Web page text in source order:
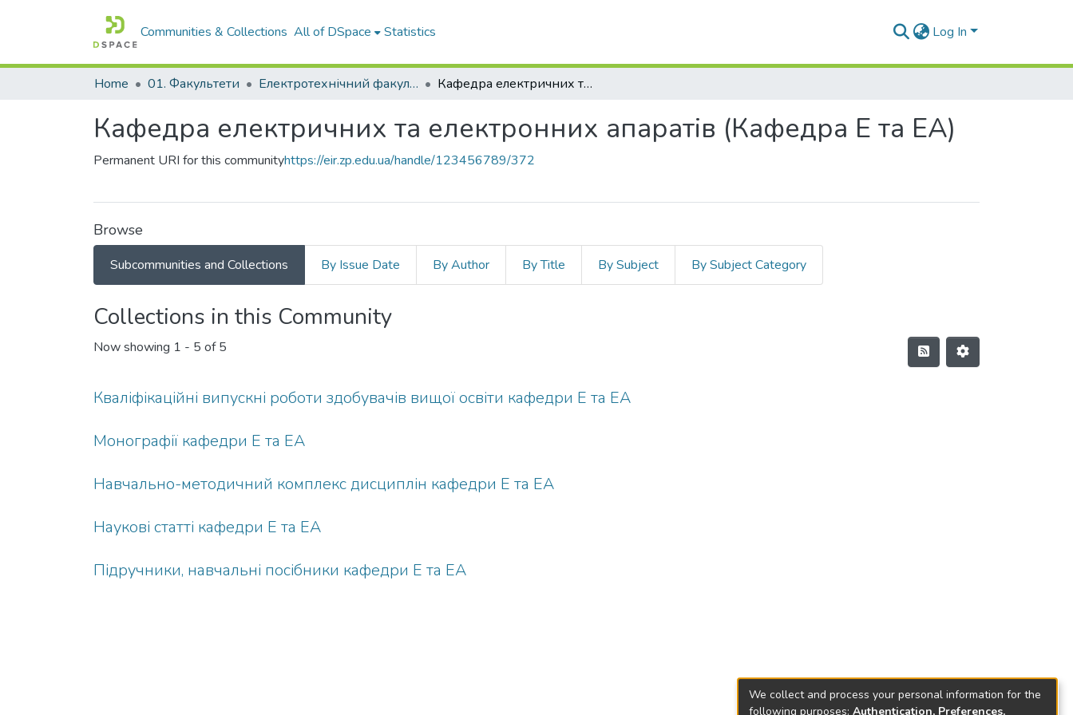
Communities & Collections All of DSpace Statistics Log In
Home 01. Факультети Електротехнічний факультет Кафедра електричних та електронних апаратів (Кафедра Е та ЕА)
Кафедра електричних та електронних апаратів (Кафедра Е та ЕА)
Permanent URI for this communityhttps://eir.zp.edu.ua/handle/123456789/372
Browse
Subcommunities and Collections By Issue Date By Author By Title By Subject By Subject Category
Collections in this Community
Now showing 1 - 5 of 5
Кваліфікаційні випускні роботи здобувачів вищої освіти кафедри Е та ЕА
Монографії кафедри Е та ЕА
Навчально-методичний комплекс дисциплін кафедри Е та ЕА
Наукові статті кафедри Е та ЕА
Підручники, навчальні посібники кафедри Е та ЕА
We collect and process your personal information for the
following purposes: Authentication, Preferences,